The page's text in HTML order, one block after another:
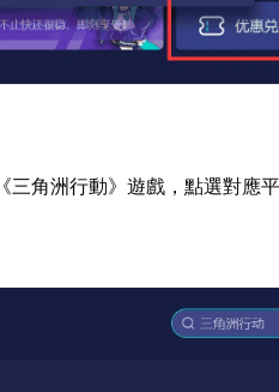
角洲行動》遊戲，點選對應